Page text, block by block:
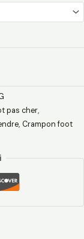
pas cher,
, Crampon foot